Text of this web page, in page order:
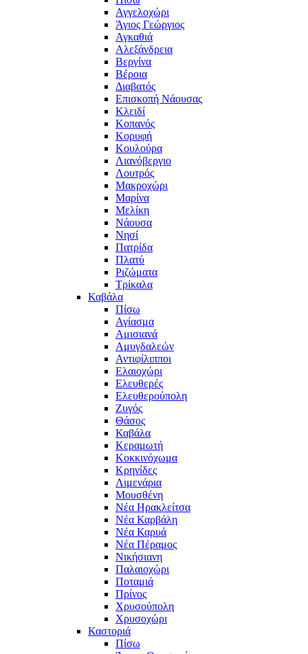
Αγγελοχώρι
Άγιος Γεώργιος
Αγκαθιά
Αλεξάνδρεια
Βεργίνα
Βέροια
Διαβατός
Επισκοπή Νάουσας
Κλειδί
Κοπανός
Κορυφή
Κουλούρα
Λιανόβεργιο
Λουτρός
Μακροχώρι
Μαρίνα
Μελίκη
Νάουσα
Νησί
Πατρίδα
Πλατύ
Ριζώματα
Τρίκαλα
Καβάλα
Πίσω
Αγίασμα
Αμισιανά
Αμυγδαλεών
Αντιφίλιπποι
Ελαιοχώρι
Ελευθερές
Ελευθερούπολη
Ζυγός
Θάσος
Καβάλα
Κεραμωτή
Κοκκινόχωμα
Κρηνίδες
Λιμενάρια
Μουσθένη
Νέα Ηρακλείτσα
Νέα Καρβάλη
Νέα Καρυά
Νέα Πέραμος
Νικήσιανη
Παλαιοχώρι
Ποταμιά
Πρίνος
Χρυσούπολη
Χρυσοχώρι
Καστοριά
Πίσω